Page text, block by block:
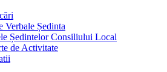
Verbale Ședinta
Ședintelor Consiliului Local
de Activitate